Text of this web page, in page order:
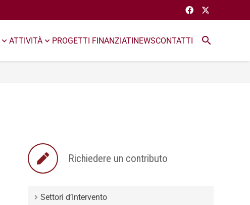
ATTIVITÀ PROGETTI FINANZIATINEWSCONTATTI search
Richiedere un contributo
Settori d’Intervento